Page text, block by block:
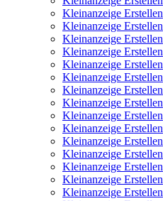
Kleinanzeige Erstellen
Kleinanzeige Erstellen
Kleinanzeige Erstellen
Kleinanzeige Erstellen
Kleinanzeige Erstellen
Kleinanzeige Erstellen
Kleinanzeige Erstellen
Kleinanzeige Erstellen
Kleinanzeige Erstellen
Kleinanzeige Erstellen
Kleinanzeige Erstellen
Kleinanzeige Erstellen
Kleinanzeige Erstellen
Kleinanzeige Erstellen
Kleinanzeige Erstellen